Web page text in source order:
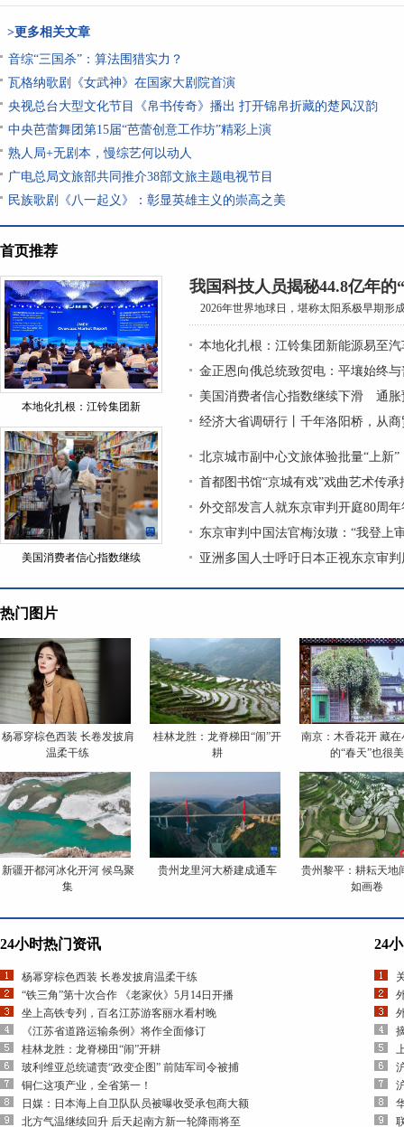
>更多相关文章
音综“三国杀”：算法围猎实力？
瓦格纳歌剧《女武神》在国家大剧院首演
央视总台大型文化节目《帛书传奇》播出 打开锦帛折藏的楚风汉韵
中央芭蕾舞团第15届“芭蕾创意工作坊”精彩上演
熟人局+无剧本，慢综艺何以动人
广电总局文旅部共同推介38部文旅主题电视节目
民族歌剧《八一起义》：彰显英雄主义的崇高之美
首页推荐
本地化扎根：江铃集团新
美国消费者信心指数继续
我国科技人员揭秘44.8亿年的
2026年世界地球日，堪称太阳系极早期形
本地化扎根：江铃集团新能源易至
金正恩向俄总统致贺电：平壤始终
美国消费者信心指数继续下滑 通胀
经济大省调研行丨千年洛阳桥，从
北京城市副中心文旅体验批量“上新”
首都图书馆“京城有戏”戏曲艺术传
外交部发言人就东京审判开庭80周
东京审判中国法官梅汝璈：“我登上
亚洲多国人士呼吁日本正视东京审
热门图片
杨幂穿棕色西装 长卷发披肩
温柔干练
桂林龙胜：龙脊梯田“闹”开
耕
南京：木香花开 藏在
的“春天”也很美
新疆开都河冰化开河 候鸟聚
集
贵州龙里河大桥建成通车
贵州黎平：耕耘天地
如画卷
24小时热门资讯
杨幂穿棕色西装 长卷发披肩温柔干练
“铁三角”第十次合作 《老家伙》5月14日开播
坐上高铁专列，百名江苏游客丽水看村晚
《江苏省道路运输条例》将作全面修订
桂林龙胜：龙脊梯田“闹”开耕
玻利维亚总统谴责“政变企图” 前陆军司令被捕
铜仁这项产业，全省第一！
日媒：日本海上自卫队队员被曝收受承包商大额
北方气温继续回升 后天起南方新一轮降雨将至
24